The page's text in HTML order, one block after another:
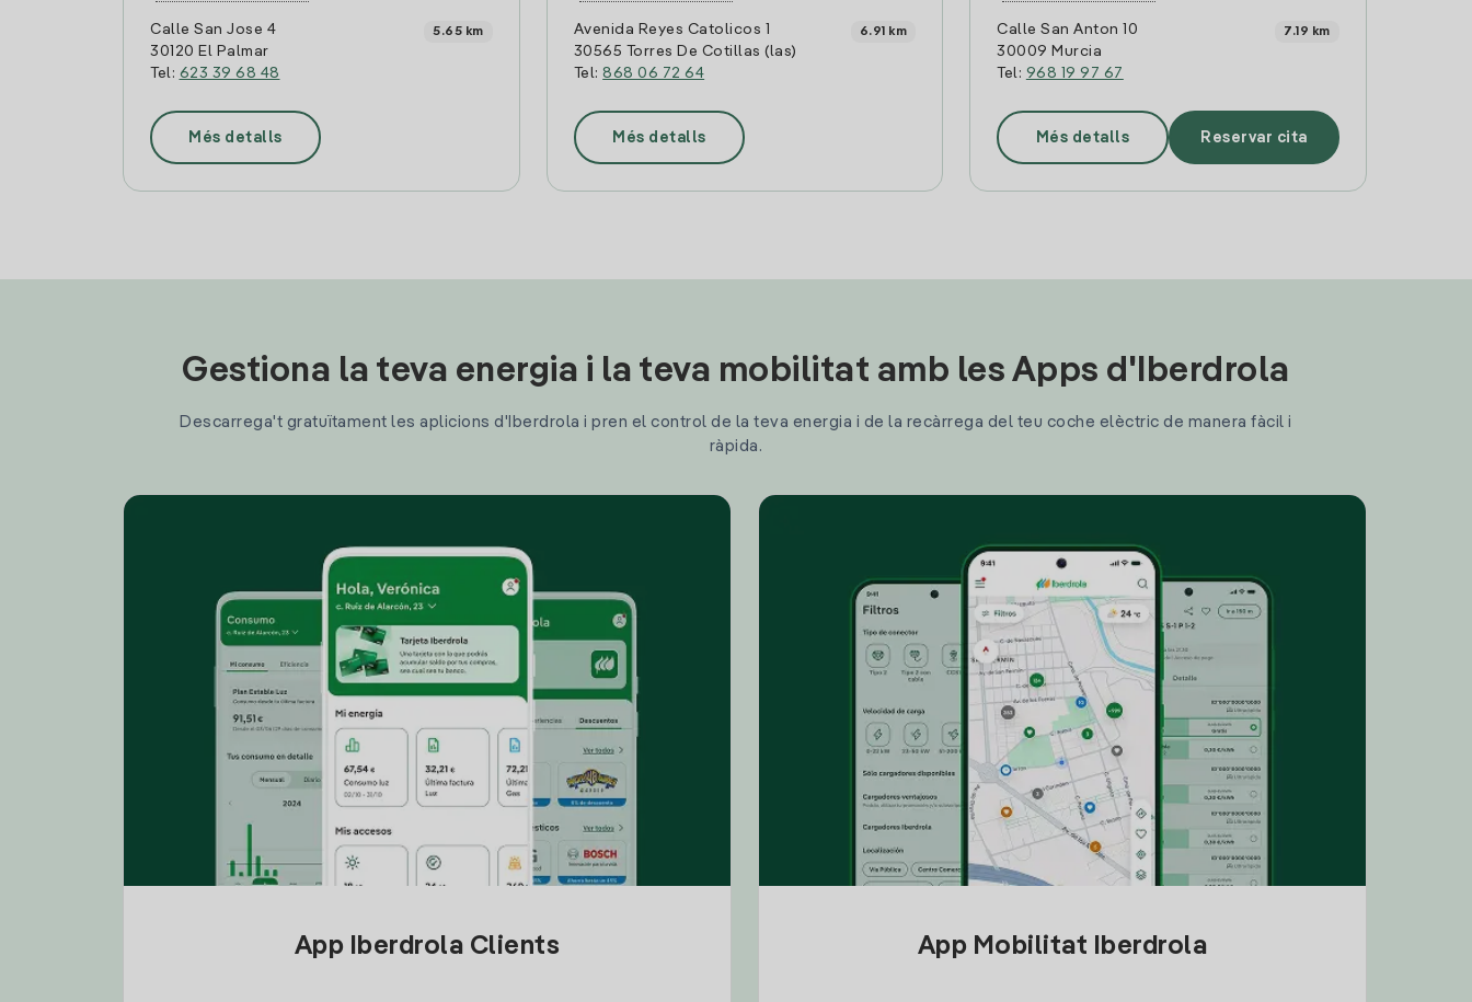
Calle San Jose 4
30120 El Palmar
Tel: 623 39 68 48
5.65 km
Més detalls
Avenida Reyes Catolicos 1
30565 Torres De Cotillas (las)
Tel:868 06 72 64
6.91 km
Més detalls
Calle San Anton 10
30009 Murcia
Tel: 968 19 97 67
7.19 km
Més detalls Reservar cita
Gestiona la teva energia i la teva mobilitat amb les Apps d'Iberdrola
Descarrega't gratuïtament les aplicions d'Iberdrola i pren el control de la teva energia i de la recàrrega del teu coche elèctric de manera fàcil i
ràpida.
App Iberdrola Clients App Mobilitat Iberdrola